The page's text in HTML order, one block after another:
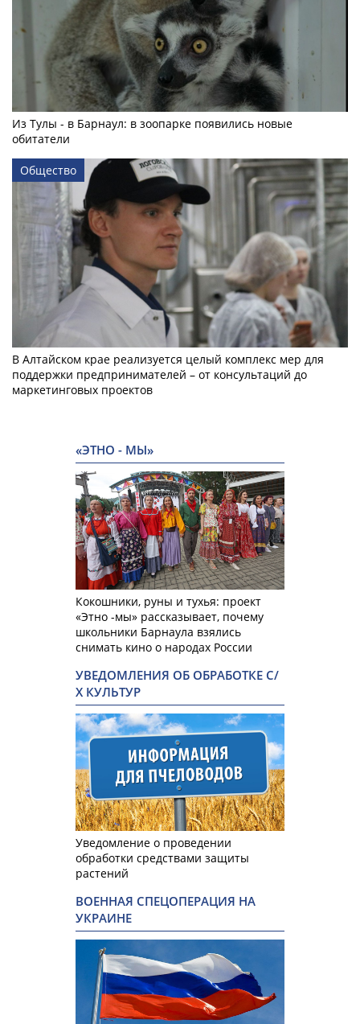
Из Тулы - в Барнаул: в зоопарке появились новые
обитатели
Общество
В Алтайском крае реализуется целый комплекс мер для
поддержки предпринимателей – от консультаций до
маркетинговых проектов
«ЭТНО - МЫ»
Кокошники, руны и тухья: проект
«Этно -мы» рассказывает, почему
школьники Барнаула взялись
снимать кино о народах России
УВЕДОМЛЕНИЯ ОБ ОБРАБОТКЕ С/
Х КУЛЬТУР
Уведомление о проведении
обработки средствами защиты
растений
ВОЕННАЯ СПЕЦОПЕРАЦИЯ НА
УКРАИНЕ